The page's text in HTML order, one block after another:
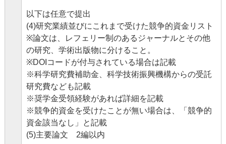
以下は任意で提出
(4)研究業績並びにこれまで受けた競争的資金リスト
※論文は、レフェリー制のあるジャーナルとその他
の研究、学術出版物に分けること。
※DOIコードが付与されている場合は記載
※科学研究費補助金、科学技術振興機構からの受託
研究費なども記載
※奨学金受領経験があれば詳細を記載
※競争的資金を受けたことが無い場合は、「競争的
資金該当なし」と記載
(5)主要論文 2編以内